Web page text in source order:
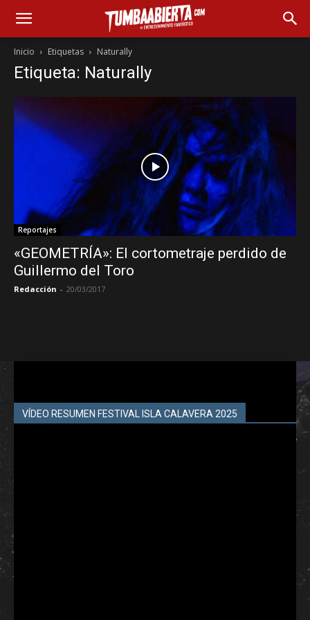
Inicio Etiquetas Naturally
Etiqueta: Naturally
Reportajes
«GEOMETRÍA»: El cortometraje perdido de
Guillermo del Toro
Redacción - 20/03/2017
VÍDEO RESUMEN FESTIVAL ISLA CALAVERA 2025